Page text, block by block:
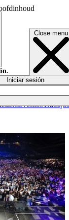
Close menu
EventosTrabajos
Iniciar sesión